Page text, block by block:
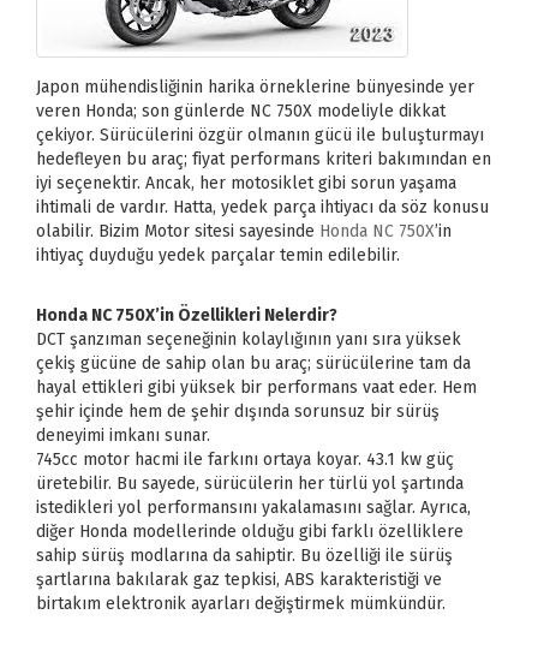
Japon mühendisliğinin harika örneklerine bünyesinde yer
veren Honda; son günlerde NC 750X modeliyle dikkat
çekiyor. Sürücülerini özgür olmanın gücü ile buluşturmayı
hedefleyen bu araç; fiyat performans kriteri bakımından en
iyi seçenektir. Ancak, her motosiklet gibi sorun yaşama
ihtimali de vardır. Hatta, yedek parça ihtiyacı da söz konusu
olabilir. Bizim Motor sitesi sayesinde Honda NC 750X’in
ihtiyaç duyduğu yedek parçalar temin edilebilir.
Honda NC 750X’in Özellikleri Nelerdir?
DCT şanzıman seçeneğinin kolaylığının yanı sıra yüksek
çekiş gücüne de sahip olan bu araç; sürücülerine tam da
hayal ettikleri gibi yüksek bir performans vaat eder. Hem
şehir içinde hem de şehir dışında sorunsuz bir sürüş
deneyimi imkanı sunar.
745cc motor hacmi ile farkını ortaya koyar. 43.1 kw güç
üretebilir. Bu sayede, sürücülerin her türlü yol şartında
istedikleri yol performansını yakalamasını sağlar. Ayrıca,
diğer Honda modellerinde olduğu gibi farklı özelliklere
sahip sürüş modlarına da sahiptir. Bu özelliği ile sürüş
şartlarına bakılarak gaz tepkisi, ABS karakteristiği ve
birtakım elektronik ayarları değiştirmek mümkündür.